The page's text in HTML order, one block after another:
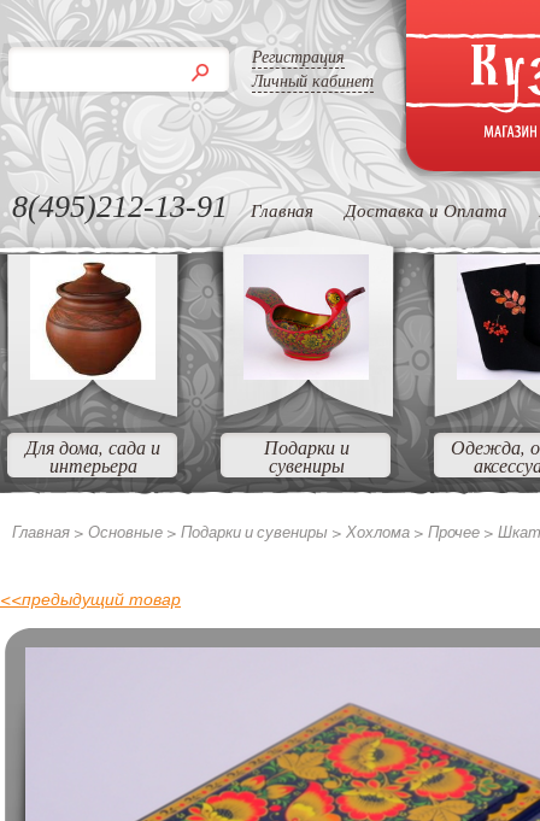
Регистрация
Личный кабинет
8(495)212-13-91 Главная Доставка и Оплата
Для дома, сада и
интерьера
Подарки и
сувениры
Одежда,
Главная > Основные > Подарки и сувениры > Хохлома > Прочее >
<<предыдущий товар